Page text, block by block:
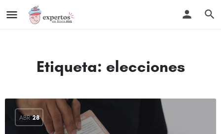
Etiqueta: elecciones
ABR 28